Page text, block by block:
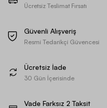
Ücretsiz Teslimat Fırsatı
Güvenli Alışveriş
Resmi Tedarikçi Güvencesi
Ücretsiz İade
30 Gün İçerisinde
Vade Farksız 2 Taksit